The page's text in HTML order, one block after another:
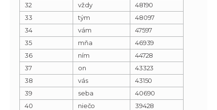
32
vždy
48190
33
tým
48097
34
vám
47597
35
mňa
46939
36
ním
44728
37
on
43323
38
vás
43150
39
seba
40690
40
niečo
39428